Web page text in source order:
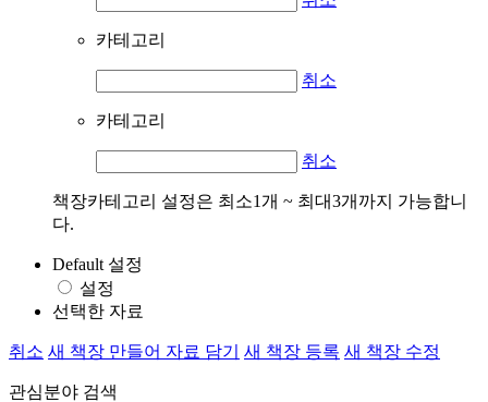
카테고리
취소
카테고리
취소
책장카테고리 설정은 최소1개 ~ 최대3개까지 가능합니
다.
Default 설정
설정
선택한 자료
취소 새 책장 만들어 자료 담기 새 책장 등록 새 책장 수정
관심분야 검색